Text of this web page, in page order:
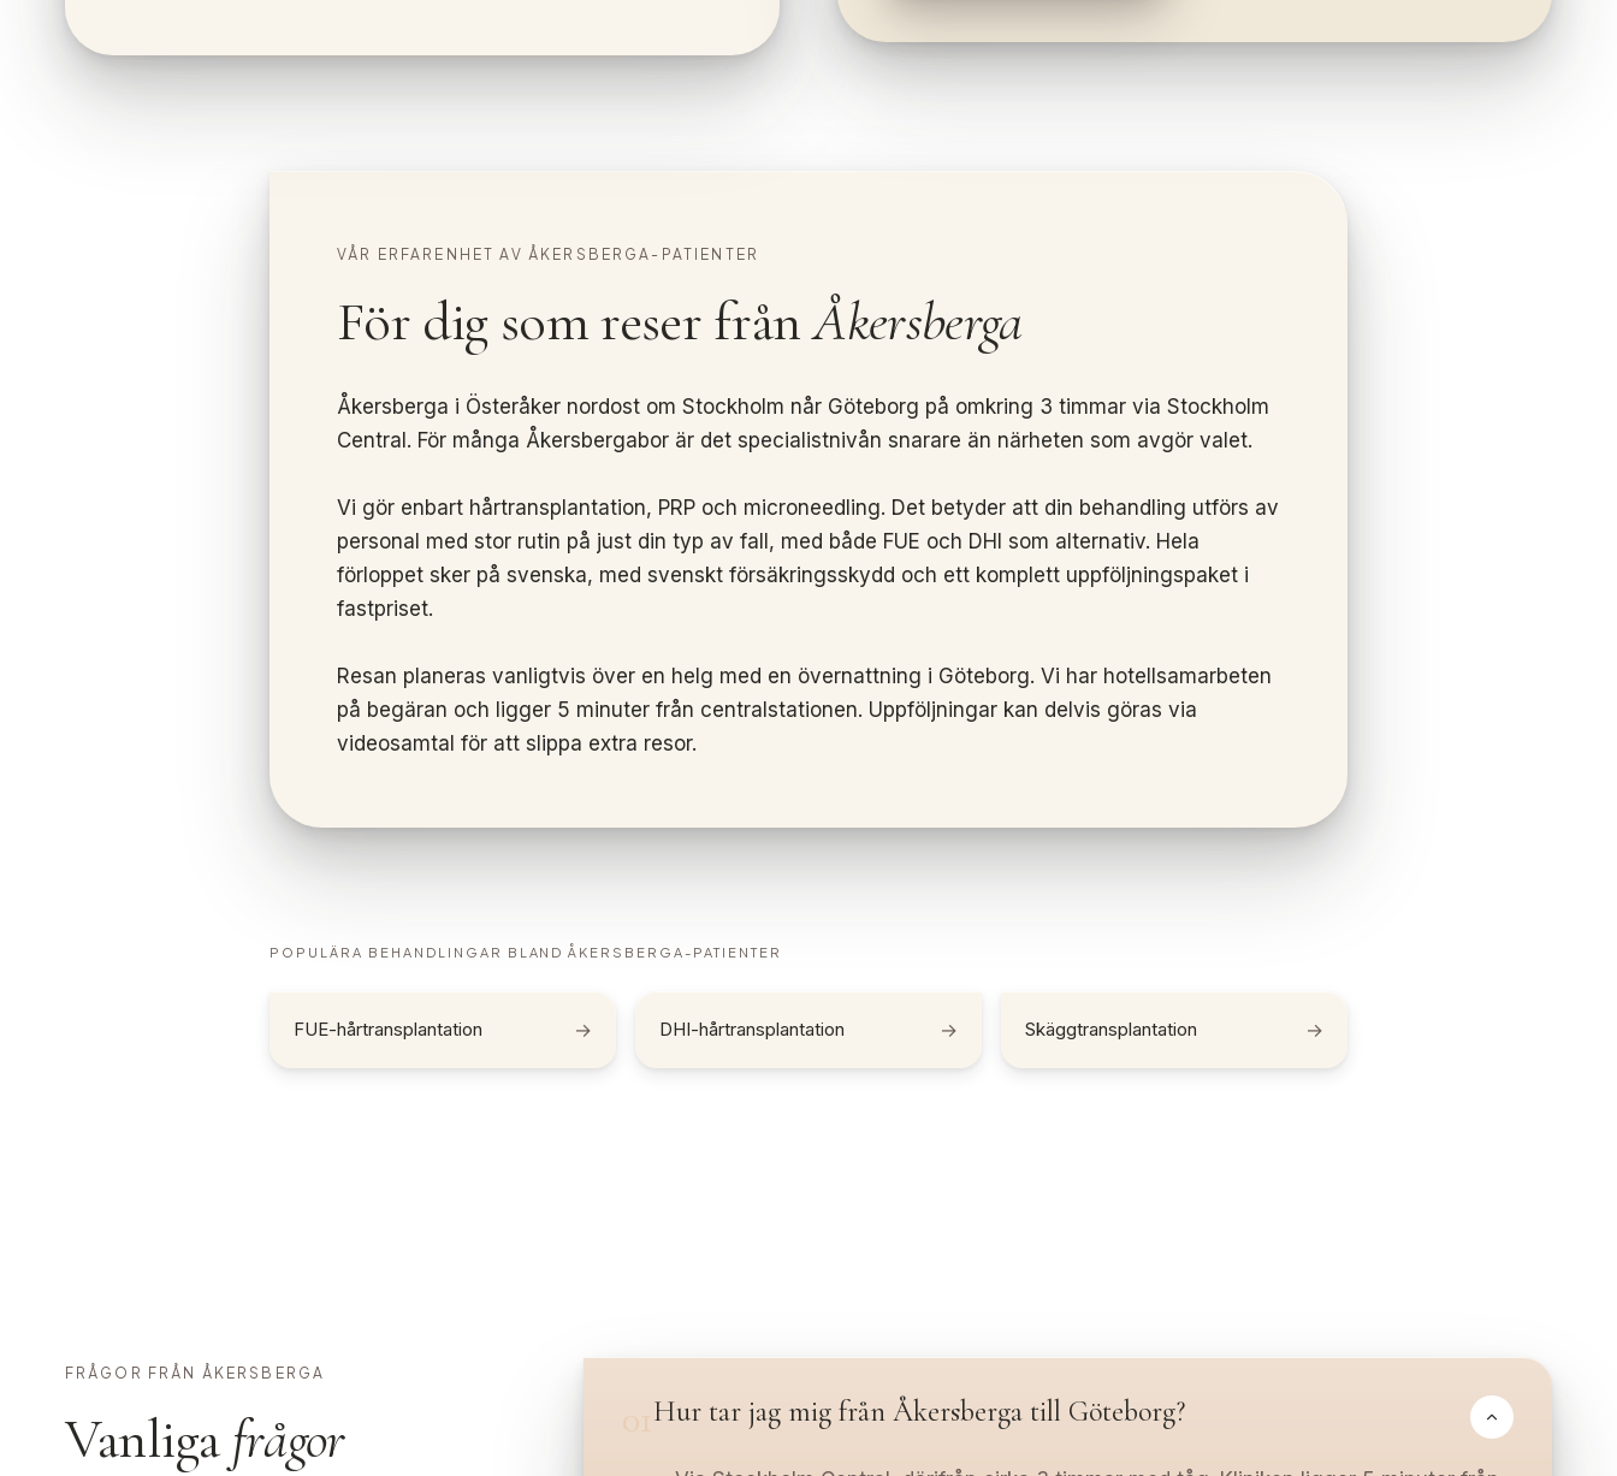
VÅR ERFARENHET AV ÅKERSBERGA-PATIENTER
För dig som reser frånÅkersberga
Åkersberga i Österåker nordost om Stockholm når Göteborg på omkring 3 timmar via Stockholm
Central. För många Åkersbergabor är det specialistnivån snarare än närheten som avgör valet.
Vi gör enbart hårtransplantation, PRP och microneedling. Det betyder att din behandling utförs av
personal med stor rutin på just din typ av fall, med både FUE och DHI som alternativ. Hela
förloppet sker på svenska, med svenskt försäkringsskydd och ett komplett uppföljningspaket i
fastpriset.
Resan planeras vanligtvis över en helg med en övernattning i Göteborg. Vi har hotellsamarbeten
på begäran och ligger 5 minuter från centralstationen. Uppföljningar kan delvis göras via
videosamtal för att slippa extra resor.
POPULÄRA BEHANDLINGAR BLANDÅKERSBERGA-PATIENTER
FUE-hårtransplantation → DHI-hårtransplantation → Skäggtransplantation →
FRÅGOR FRÅN ÅKERSBERGA
Vanliga frågor 01Hur tar jag mig från Åkersberga till Göteborg?